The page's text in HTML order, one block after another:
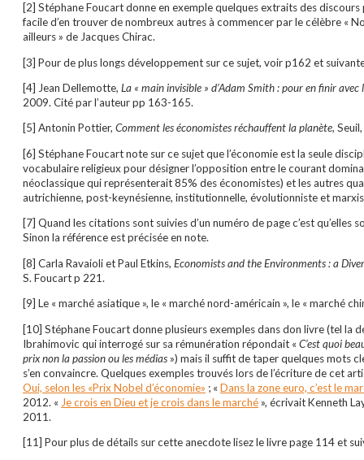
[2] Stéphane Foucart donne en exemple quelques extraits des
facile d’en trouver de nombreux autres à commencer par le célèbre «
ailleurs » de Jacques Chirac.
[3] Pour de plus longs développement sur ce sujet, voir p162 et
[4] Jean Dellemotte, La « main invisible » d’Adam Smith : pour en finir avec
2009. Cité par l’auteur pp 163-165.
[5] Antonin Pottier, Comment les économistes réchauffent la planète,
[6] Stéphane Foucart note sur ce sujet que l’économie est la seule
vocabulaire religieux pour désigner l’opposition entre le courant
néoclassique qui représenterait 85% des économistes) et les autres
autrichienne, post-keynésienne, institutionnelle, évolutionniste et
[7] Quand les citations sont suivies d’un numéro de page c’est qu’elles
Sinon la référence est précisée en note.
[8] Carla Ravaioli et Paul Etkins, Economists and the Environments : a
S. Foucart p 221.
[9] Le « marché asiatique », le « marché nord-américain », le « marché
[10] Stéphane Foucart donne plusieurs exemples dans don livre (tel la
Ibrahimovic qui interrogé sur sa rémunération répondait «C’est quoi
prix non la passion ou les médias») mais il suffit de taper quelques mots
s’en convaincre. Quelques exemples trouvés lors de l’écriture de cet
Oui, selon les «Prix Nobel d’économie» ; «Dans la zone euro, c’est le
2012. « Je crois en Dieu et je crois dans le marché», écrivait Kenneth
2011.
[11] Pour plus de détails sur cette anecdote lisez le livre page 114 et